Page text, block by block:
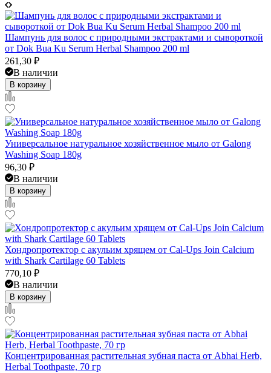
Шампунь для волос с природными экстрактами и сывороткой
от Dok Bua Ku Serum Herbal Shampoo 200 ml
261,30 ₽
В наличии
В корзину
Универсальное натуральное хозяйственное мыло от Galong
Washing Soap 180g
96,30 ₽
В наличии
В корзину
Хондропротектор с акульим хрящем от Cal-Ups Join Calcium
with Shark Cartilage 60 Tablets
770,10 ₽
В наличии
В корзину
Концентрированная растительная зубная паста от Abhai Herb,
Herbal Toothpaste, 70 гр